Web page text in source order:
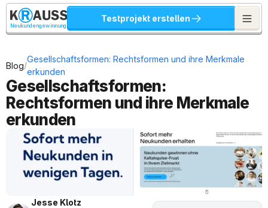
Neukundengewinnung
Testprojekt erstellen
Blog/
Gesellschaftsformen: Rechtsformen und ihre Merkmale
erkunden
Gesellschaftsformen:
Rechtsformen und ihre Merkmale
erkunden
Jesse Klotz